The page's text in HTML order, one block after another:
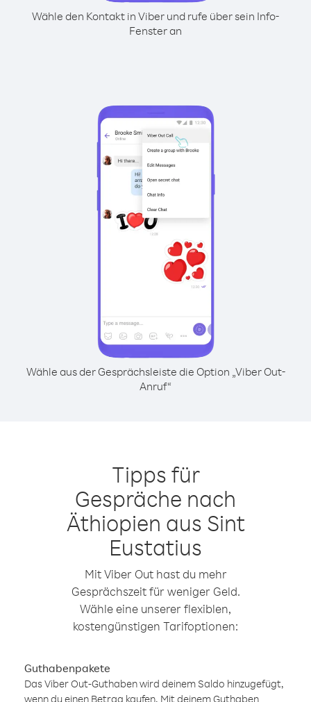
Wähle den Kontakt in Viber und rufe über sein Info-
Fenster an
Wähle aus der Gesprächsleiste die Option „Viber Out-
Anruf“
Tipps für
Gespräche nach
Äthiopien aus Sint
Eustatius
Mit Viber Out hast du mehr
Gesprächszeit für weniger Geld.
Wähle eine unserer flexiblen,
kostengünstigen Tarifoptionen:
Guthabenpakete
Das Viber Out-Guthaben wird deinem Saldo hinzugefügt,
wenn du einen Betrag kaufen. Mit deinem Guthaben